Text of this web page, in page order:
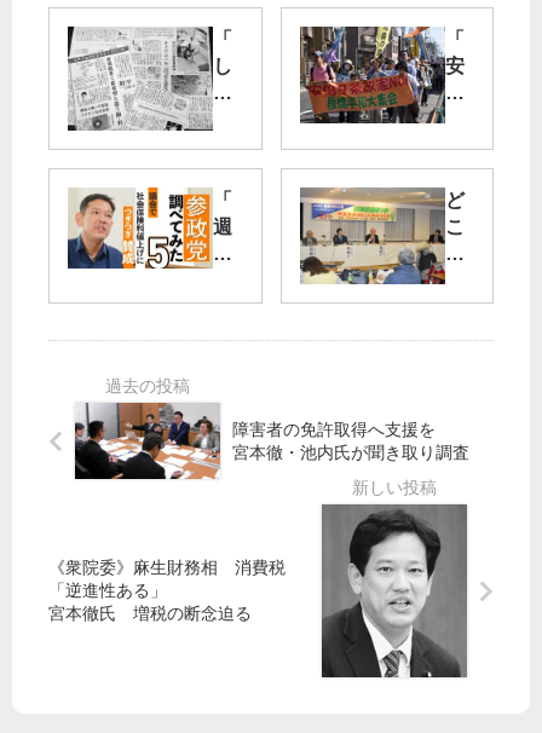
「
し
ん
ん
赤
旗
」
こ
な
６
）
広
「
安
倍
９
条
改
憲
ノ
ー
」
市
が
板
「
週
刊
本
５
回
さ
ま
ど
こ
に
向
か
政
革
シ
ン
障害者の免許取得へ支援を
宮本徹・池内氏が聞き取り調査
《衆院委》麻生財務相 消費税
「逆進性ある」
宮本徹氏 増税の断念迫る